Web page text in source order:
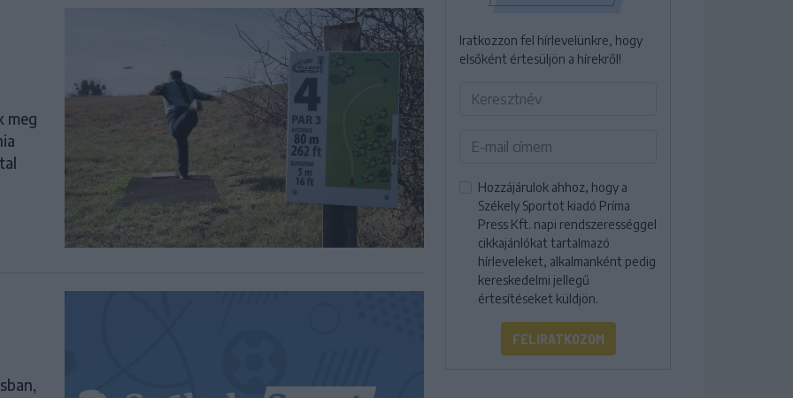
meg
Iratkozzon fel hírlevelünkre, hogy
elsőként értesüljön a hírekről!
Hozzájárulok ahhoz, hogy a
Székely Sportot kiadó Príma
Press Kft. napi rendszerességgel
cikkajánlókat tartalmazó
hírleveleket, alkalmanként pedig
kereskedelmi jellegű
értesítéseket küldjön.
FELIRATKOZOM